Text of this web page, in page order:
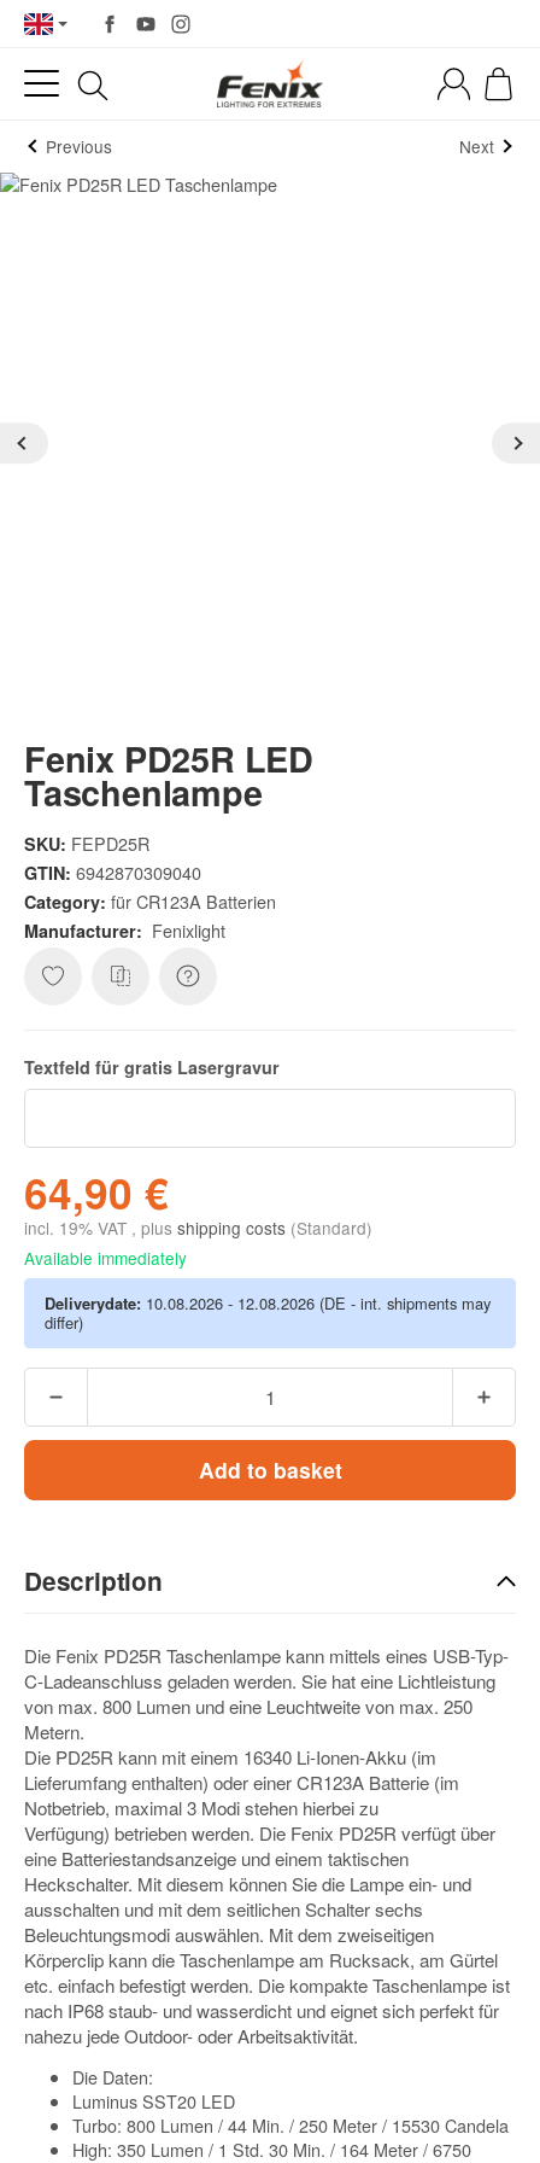
Previous Next
Fenix PD25R LED
Taschenlampe
SKU: FEPD25R
GTIN: 6942870309040
Category: für CR123A Batterien
Manufacturer: Fenixlight
Textfeld für gratis Lasergravur
64,90 €
incl. 19% VAT , plus shipping costs (Standard)
Available immediately
Deliverydate: 10.08.2026 - 12.08.2026 (DE - int. shipments may
differ)
Add to basket
Description
Die Fenix PD25R Taschenlampe kann mittels eines USB-Typ-
C-Ladeanschluss geladen werden. Sie hat eine Lichtleistung
von max. 800 Lumen und eine Leuchtweite von max. 250
Metern.
Die PD25R kann mit einem 16340 Li-Ionen-Akku (im
Lieferumfang enthalten) oder einer CR123A Batterie (im
Notbetrieb, maximal 3 Modi stehen hierbei zu
Verfügung) betrieben werden. Die Fenix PD25R verfügt über
eine Batteriestandsanzeige und einem taktischen
Heckschalter. Mit diesem können Sie die Lampe ein- und
ausschalten und mit dem seitlichen Schalter sechs
Beleuchtungsmodi auswählen. Mit dem zweiseitigen
Körperclip kann die Taschenlampe am Rucksack, am Gürtel
etc. einfach befestigt werden. Die kompakte Taschenlampe ist
nach IP68 staub- und wasserdicht und eignet sich perfekt für
nahezu jede Outdoor- oder Arbeitsaktivität.
Die Daten:
Luminus SST20 LED
Turbo: 800 Lumen / 44 Min. / 250 Meter / 15530 Candela
High: 350 Lumen / 1 Std. 30 Min. / 164 Meter / 6750